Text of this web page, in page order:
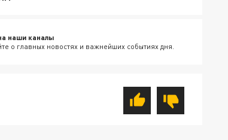
наши каналы
о главных новостях и важнейших событиях дня.